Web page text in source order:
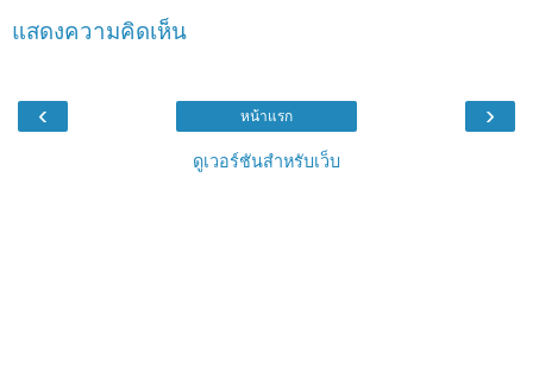
แสดงความคิดเห็น
‹ ›
หน้าแรก
ดูเวอร์ชันสำหรับเว็บ